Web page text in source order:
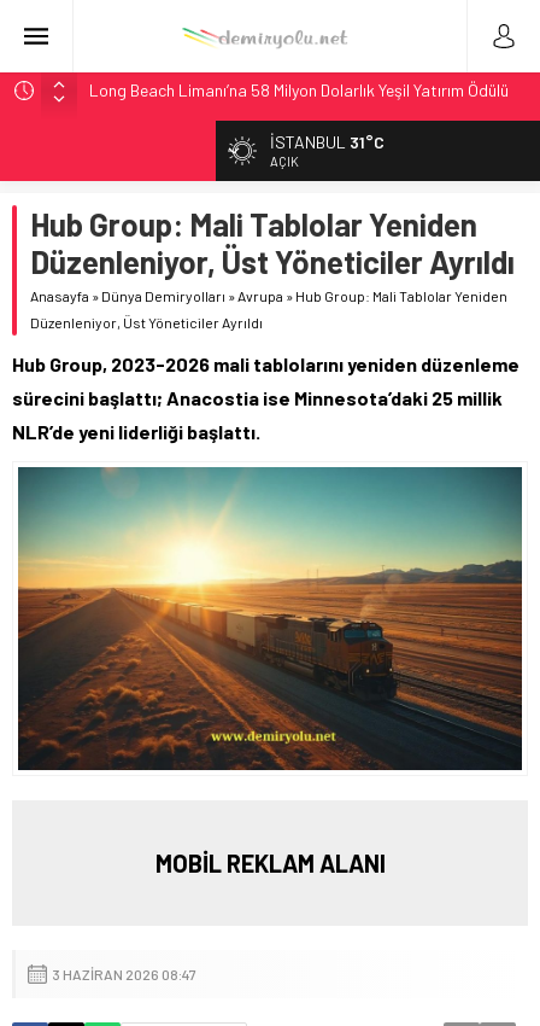
Long Beach Limanı’na 58 Milyon Dolarlık Yeşil Yatırım Ödülü
Madrid 6. Hat 2027’de Sürücüsüz: Kapasite %70 Artacak
Laing O’Rourke, 17,2 Milyar Sterlinlik Siparişle Tesis
Büyütüyor
İtalya’dan Yeni Otomotiv Demiryolu: 4.800 Ton CO2
Tasarrufu
AAR, MIT ve Berkeley Dahil 4 Üniversiteyle Araştırma
Konsorsiyumu Başlattı
İSTANBUL 31°C
AÇIK
Hub Group: Mali Tablolar Yeniden
Düzenleniyor, Üst Yöneticiler Ayrıldı
Anasayfa » Dünya Demiryolları »Avrupa » Hub Group: Mali Tablolar Yeniden
Düzenleniyor, Üst Yöneticiler Ayrıldı
Hub Group, 2023-2026 mali tablolarını yeniden düzenleme
sürecini başlattı; Anacostia ise Minnesota’daki 25 millik
NLR’de yeni liderliği başlattı.
MOBİL REKLAM ALANI
3 HAZIRAN 2026 08:47